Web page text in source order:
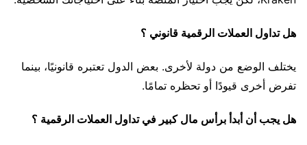
هل تداول العملات الرقمية قانوني ؟
يختلف الوضع من دولة لأخرى. بعض الدول تعتبره قانونيًا، بينما
تفرض أخرى قيودًا أو تحظره تمامًا.
هل يجب أن أبدأ برأس مال كبير في تداول العملات الرقمية ؟